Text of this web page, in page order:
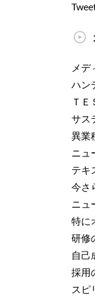
メデ
ハン
ＴＥ
サス
異業
ニュ
テキ
今さ
ニュ
特に
研修
自己
採用
スピ